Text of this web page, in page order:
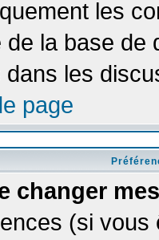
les
de la base
les
page
changer
(si